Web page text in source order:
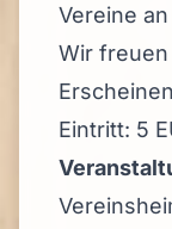
Vereine
Wir
Eintritt: 5